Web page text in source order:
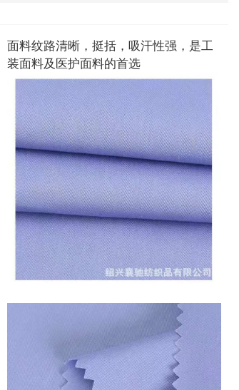
面料纹路清晰，挺括，吸汗性强，是工
装面料及医护面料的首选